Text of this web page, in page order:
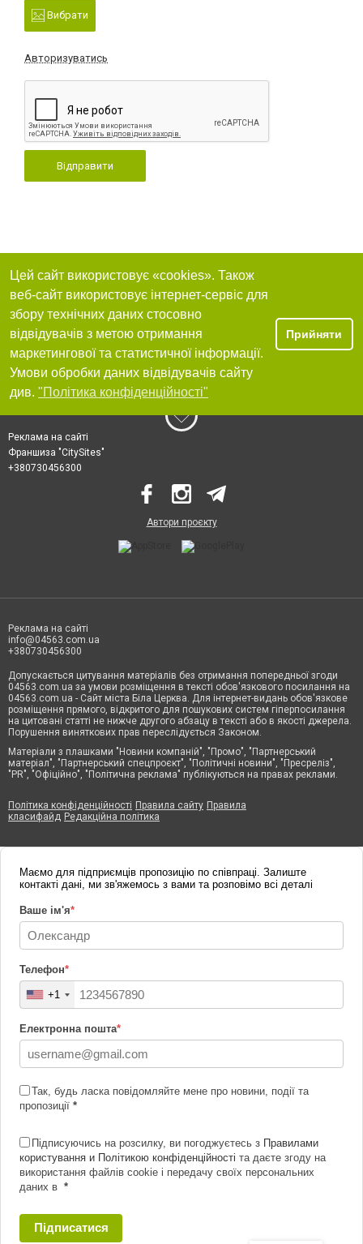
Вибрати
Авторизуватись
Відправити
Цей сайт використовує «cookies». Також
веб-сайт використовує інтернет-сервіс для
збору технічних даних стосовно
відвідувачів з метою отримання
маркетингової та статистичної інформації.
Умови обробки даних відвідувачів сайту
див. "Політика конфіденційності"
Прийняти
Реклама на сайті
Франшиза "CitySites"
+380730456300
Автори проєкту
Реклама на сайті
info@04563.com.ua
+380730456300
Допускається цитування матеріалів без отримання попередньої згоди
04563.com.ua за умови розміщення в тексті обов'язкового посилання на
04563.com.ua - Сайт міста Біла Церква. Для інтернет-видань обов'язкове
розміщення прямого, відкритого для пошукових систем гіперпосилання
на цитовані статті не нижче другого абзацу в тексті або в якості джерела.
Порушення виняткових прав переслідується Законом.
Матеріали з плашками "Новини компаній", "Промо", "Партнерський
матеріал", "Партнерський спецпроєкт", "Політичні новини", "Пресреліз",
"PR", "Офіційно", "Політична реклама" публікуються на правах реклами.
Політика конфіденційності Правила сайту Правила
класифайд Редакційна політика
Маємо для підприємців пропозицію по співпраці. Залиште
контакті дані, ми зв'яжемось з вами та розповімо всі деталі
Ваше ім'я*
Телефон*
+1
Електронна пошта*
Так, будь ласка повідомляйте мене про новини, події та
пропозиції *
Підписуючись на розсилку, ви погоджуєтесь з Правилами
користування и Політикою конфіденційності та даєте згоду на
використання файлів cookie і передачу своїх персональних
даних в *
Підписатися